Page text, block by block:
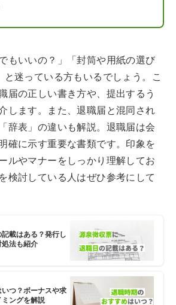
もいいの？」「封筒や用紙の選び
迷っている方もいるでしょう。こ
届の正しい書き方や、提出するう
します。また、退職届と混同され
辞表」の違いも解説。退職届は会
確に示す重要な書類です。印象を
ルやマナーをしっかり理解してお
検討している人はぜひ参考にして
載はある？発行し
法も紹介
つ？ボーナスや求
ングを解説